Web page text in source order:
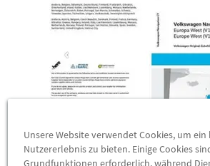
Volkswagen Original Navigations-
Unsere Website verwendet Cookies, um ein
Nutzererlebnis zu bieten. Einige Cookies
Grundfunktionen erforderlich, während